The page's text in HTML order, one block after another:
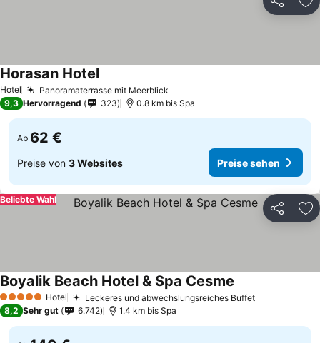
Teilen
Hotel Panoramaterrasse mit Meerblick
Horasan Hotel
9,3 Hervorragend 323 0.8 km bis Spa
Ab 62 €
Preise von 3 Websites Preise sehen
Teilen
Beliebte Wahl
5 Sterne Hotel Leckeres und abwechslungsreiches Buffet
Boyalik Beach Hotel & Spa Cesme
8,2 Sehr gut 6.742 1.4 km bis Spa